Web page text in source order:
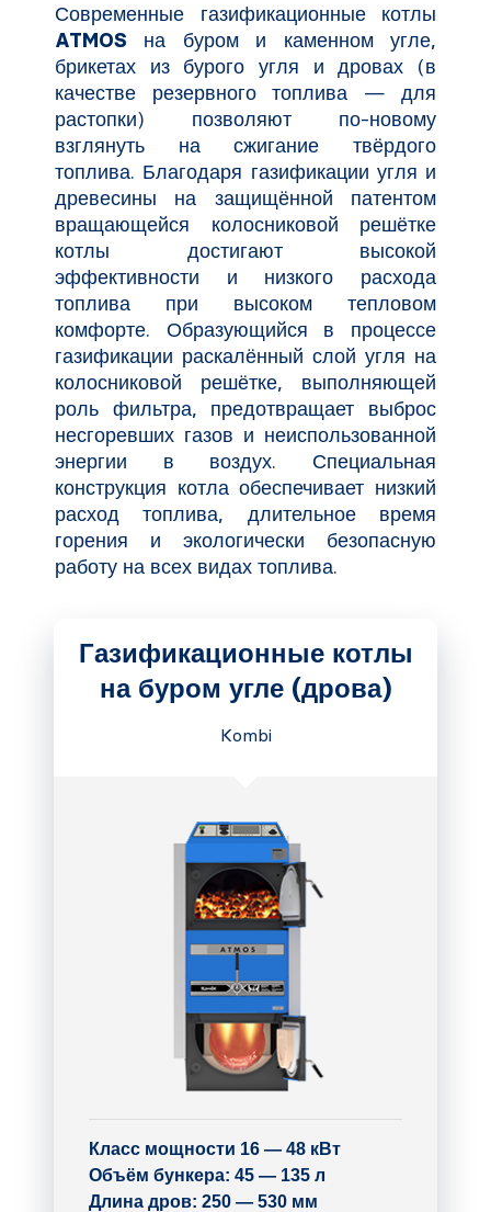
Современные газификационные котлы
ATMOS на буром и каменном угле,
брикетах из бурого угля и дровах (в
качестве резервного топлива — для
растопки) позволяют по-новому
взглянуть на сжигание твёрдого
топлива. Благодаря газификации угля и
древесины на защищённой патентом
вращающейся колосниковой решётке
котлы достигают высокой
эффективности и низкого расхода
топлива при высоком тепловом
комфорте. Образующийся в процессе
газификации раскалённый слой угля на
колосниковой решётке, выполняющей
роль фильтра, предотвращает выброс
несгоревших газов и неиспользованной
энергии в воздух. Специальная
конструкция котла обеспечивает низкий
расход топлива, длительное время
горения и экологически безопасную
работу на всех видах топлива.
Газификационные котлы
на буром угле (дрова)
Kombi
Класс мощности 16 — 48 кВт
Oбъём бункера: 45 — 135 л
Длина дров: 250 — 530 мм